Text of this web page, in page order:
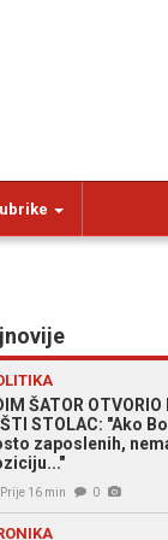
ŠATOR
STOLAC: "Ako
zaposlenih,
Prije 16 min 0